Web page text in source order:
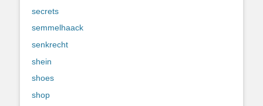
secrets
semmelhaack
senkrecht
shein
shoes
shop